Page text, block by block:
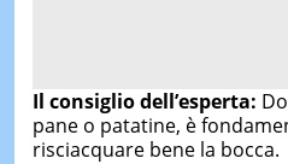
Il consiglio dell’esperta:
pane o patatine, è
risciacquare bene la bocca.